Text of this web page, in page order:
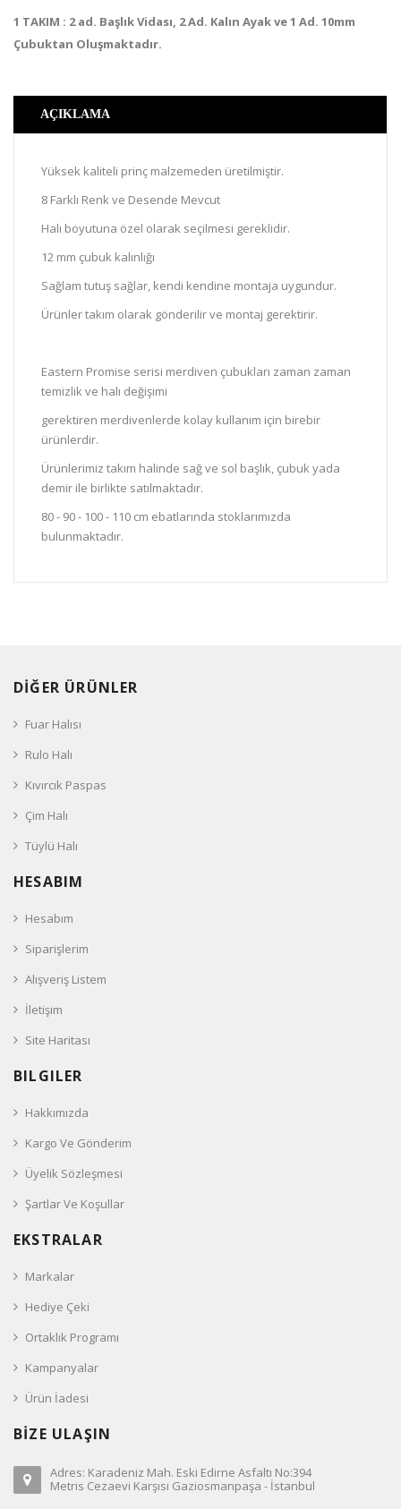
1 TAKIM : 2 ad. Başlık Vidası, 2 Ad. Kalın Ayak ve 1 Ad. 10mm
Çubuktan Oluşmaktadır.
AÇIKLAMA
Yüksek kaliteli prinç malzemeden üretilmiştir.
8 Farklı Renk ve Desende Mevcut
Halı boyutuna özel olarak seçilmesi gereklidir.
12 mm çubuk kalınlığı
Sağlam tutuş sağlar, kendi kendine montaja uygundur.
Ürünler takım olarak gönderilir ve montaj gerektirir.
Eastern Promise serisi merdiven çubukları zaman zaman
temizlik ve halı değişimi
gerektiren merdivenlerde kolay kullanım için birebir
ürünlerdir.
Ürünlerimiz takım halinde sağ ve sol başlık, çubuk yada
demir ile birlikte satılmaktadır.
80 - 90 - 100 - 110 cm ebatlarında stoklarımızda
bulunmaktadır.
DİĞER ÜRÜNLER
Fuar Halısı
Rulo Halı
Kıvırcık Paspas
Çim Halı
Tüylü Halı
HESABIM
Hesabım
Siparişlerim
Alışveriş Listem
İletişim
Site Haritası
BILGILER
Hakkımızda
Kargo Ve Gönderim
Üyelik Sözleşmesi
Şartlar Ve Koşullar
EKSTRALAR
Markalar
Hediye Çeki
Ortaklık Programı
Kampanyalar
Ürün İadesi
BİZE ULAŞIN
Adres: Karadeniz Mah. Eski Edirne Asfaltı No:394
Metris Cezaevi Karşısı Gaziosmanpaşa - İstanbul